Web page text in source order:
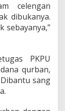
celengan
dibukanya.
sebayanya,”
PKPU
qurban,
sang